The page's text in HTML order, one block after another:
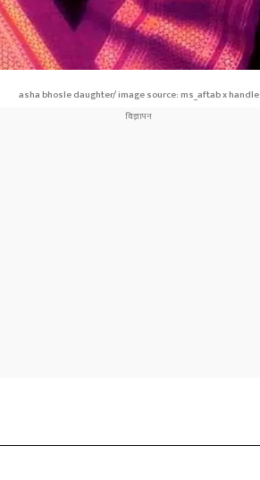
asha bhosle daughter/ image source: ms_aftab x handle